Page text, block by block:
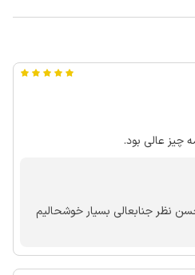
چیز عالی بود.
نظر جنابعالی بسیار خوشحالیم